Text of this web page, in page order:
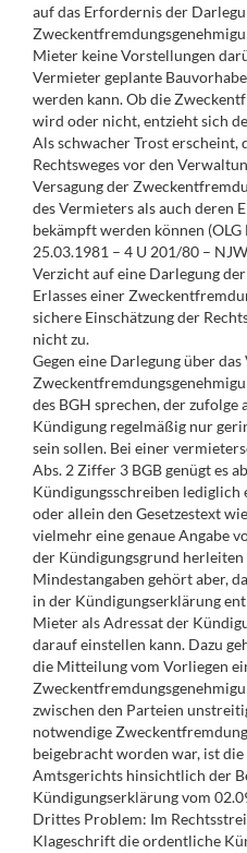
auf das Erfordernis der
Mieter keine Vorstellungen
Vermieter geplante
werden kann. Ob die
wird oder nicht, entzieht sich
Als schwacher Trost erscheint,
Rechtsweges vor den
Versagung der
des Vermieters als auch deren
bekämpft werden können
25.03.1981 – 4 U 201/80 –
Verzicht auf eine Darlegung
Erlasses einer
sichere Einschätzung der
nicht zu.
Gegen eine Darlegung über
des BGH sprechen, der zufolge
Kündigung regelmäßig nur
sein sollen. Bei einer
Abs. 2 Ziffer 3 BGB genügt es
Kündigungsschreiben lediglich
oder allein den Gesetzestext
vielmehr eine genaue Angabe
der Kündigungsgrund herleiten
Mindestangaben gehört aber,
in der Kündigungserklärung
Mieter als Adressat der
darauf einstellen kann. Dazu
die Mitteilung vom Vorliegen
zwischen den Parteien
notwendige
beigebracht worden war, ist die
Amtsgerichts hinsichtlich der
Kündigungserklärung vom
Drittes Problem: Im
Klageschrift die ordentliche